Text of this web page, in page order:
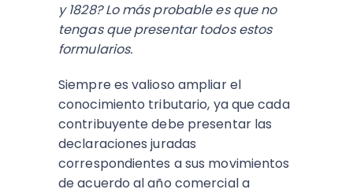
y 1828? Lo más probable es que no
tengas que presentar todos estos
formularios.
Siempre es valioso ampliar el
conocimiento tributario, ya que cada
contribuyente debe presentar las
declaraciones juradas
correspondientes a sus movimientos
de acuerdo al año comercial a